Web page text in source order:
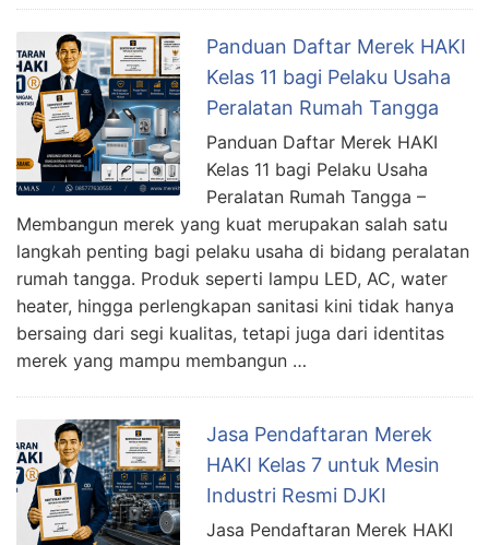
Panduan Daftar Merek HAKI
Kelas 11 bagi Pelaku Usaha
Peralatan Rumah Tangga
Panduan Daftar Merek HAKI
Kelas 11 bagi Pelaku Usaha
Peralatan Rumah Tangga –
Membangun merek yang kuat merupakan salah satu
langkah penting bagi pelaku usaha di bidang peralatan
rumah tangga. Produk seperti lampu LED, AC, water
heater, hingga perlengkapan sanitasi kini tidak hanya
bersaing dari segi kualitas, tetapi juga dari identitas
merek yang mampu membangun …
Jasa Pendaftaran Merek
HAKI Kelas 7 untuk Mesin
Industri Resmi DJKI
Jasa Pendaftaran Merek HAKI